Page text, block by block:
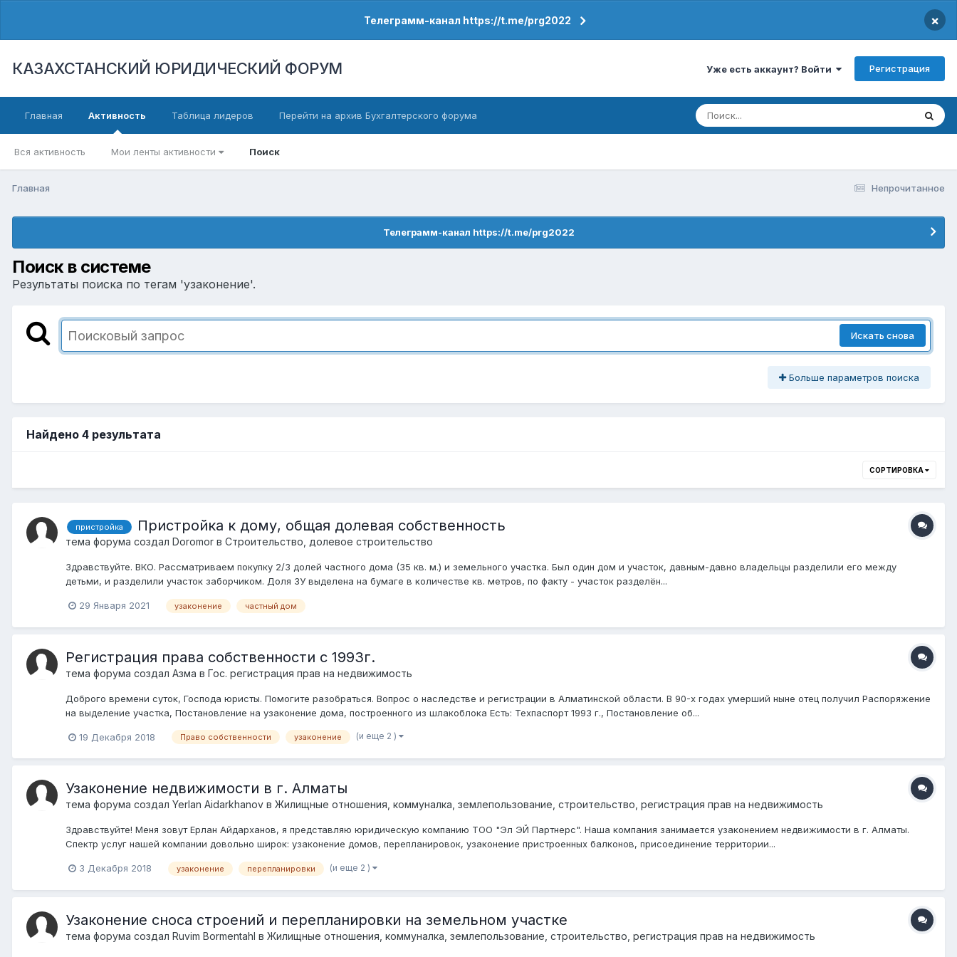
Телеграмм-канал https://t.me/prg2022 ×
КАЗАХСТАНСКИЙ ЮРИДИЧЕСКИЙ ФОРУМ Уже есть аккаунт? Войти Регистрация
Главная Активность
Вся активность Мои ленты активности Поиск
Таблица лидеров Перейти на архив Бухгалтерского форума
Непрочитанное
Главная
Телеграмм-канал https://t.me/prg2022
Поиск в системе
Результаты поиска по тегам 'узаконение'.
Искать снова
Больше параметров поиска
Найдено 4 результата
СОРТИРОВКА
пристройка Пристройка к дому, общая долевая собственность
тема форума создал Doromor в Строительство, долевое строительство
Здравствуйте. ВКО. Рассматриваем покупку 2/3 долей частного дома (35 кв. м.) и земельного участка. Был один дом и участок, давным-давно владельцы разделили его между
детьми, и разделили участок заборчиком. Доля ЗУ выделена на бумаге в количестве кв. метров, по факту - участок разделён...
29 Января 2021 узаконение частный дом
Регистрация права собственности с 1993г.
тема форума создал Азма в Гос. регистрация прав на недвижимость
Доброго времени суток, Господа юристы. Помогите разобраться. Вопрос о наследстве и регистрации в Алматинской области. В 90-х годах умерший ныне отец получил Распоряжение
на выделение участка, Постановление на узаконение дома, построенного из шлакоблока Есть: Техпаспорт 1993 г., Постановление об...
19 Декабря 2018 Право собственности узаконение (и еще 2 )
Узаконение недвижимости в г. Алматы
тема форума создал Yerlan Aidarkhanov в Жилищные отношения, коммуналка, землепользование, строительство, регистрация прав на недвижимость
Здравствуйте! Меня зовут Ерлан Айдарханов, я представляю юридическую компанию ТОО "Эл ЭЙ Партнерс". Наша компания занимается узаконением недвижимости в г. Алматы.
Спектр услуг нашей компании довольно широк: узаконение домов, перепланировок, узаконение пристроенных балконов, присоединение территории...
3 Декабря 2018 узаконение перепланировки (и еще 2 )
Узаконение сноса строений и перепланировки на земельном участке
тема форума создал Ruvim Bormentahl в Жилищные отношения, коммуналка, землепользование, строительство, регистрация прав на недвижимость